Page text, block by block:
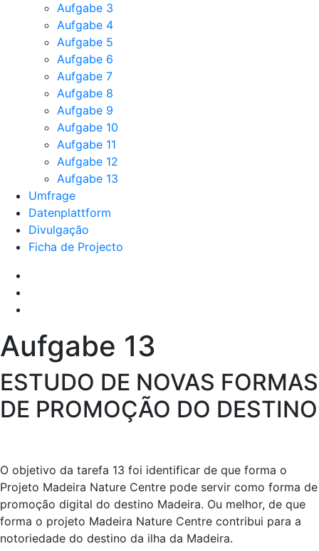
Aufgabe 3
Aufgabe 4
Aufgabe 5
Aufgabe 6
Aufgabe 7
Aufgabe 8
Aufgabe 9
Aufgabe 10
Aufgabe 11
Aufgabe 12
Aufgabe 13
Umfrage
Datenplattform
Divulgação
Ficha de Projecto
Aufgabe 13
ESTUDO DE NOVAS FORMAS
DE PROMOÇÃO DO DESTINO
O objetivo da tarefa 13 foi identificar de que forma o
Projeto Madeira Nature Centre pode servir como forma de
promoção digital do destino Madeira. Ou melhor, de que
forma o projeto Madeira Nature Centre contribui para a
notoriedade do destino da ilha da Madeira.